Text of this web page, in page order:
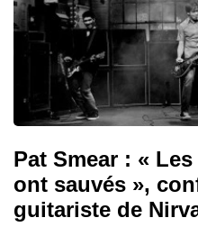
Pat Smear : «
ont sauvés »,
guitariste de